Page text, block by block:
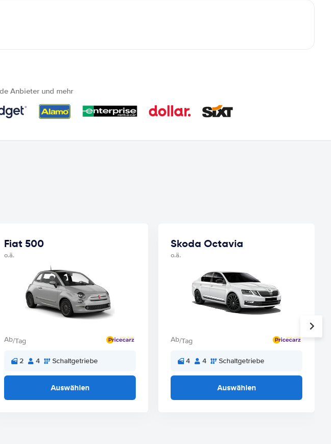
Anbieter und mehr
Fiat 500
o.ä.
Ab/Tag
2 4 Schaltgetriebe
Auswählen
Skoda Octavia
o.ä.
Ab/Tag
4 4 Schaltgetriebe
Auswählen